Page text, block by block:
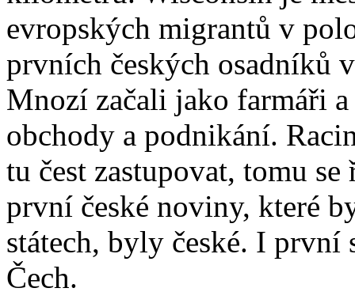
evropských migrantů v
prvních českých osadníků
Mnozí začali jako farmáři
obchody a podnikání.
tu čest zastupovat, tomu
první české noviny, které
státech, byly české. I první
Čech.